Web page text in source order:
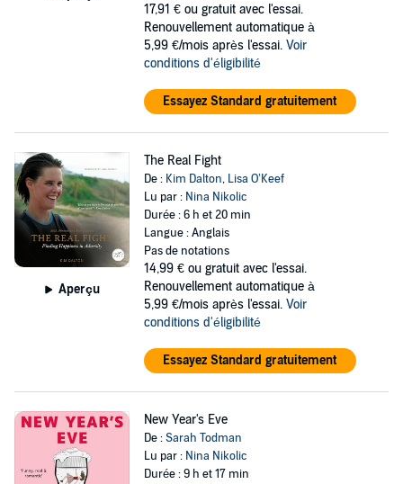
17,91 € ou gratuit avec l'essai.
Renouvellement automatique à
5,99 €/mois après l'essai. Voir
conditions d'éligibilité
Essayez Standard gratuitement
Aperçu
The Real Fight
De : Kim Dalton, Lisa O’Keef
Lu par : Nina Nikolic
Durée : 6 h et 20 min
Langue : Anglais
Pas de notations
14,99 € ou gratuit avec l'essai.
Renouvellement automatique à
5,99 €/mois après l'essai. Voir
conditions d'éligibilité
Essayez Standard gratuitement
New Year's Eve
De :Sarah Todman
Lu par : Nina Nikolic
Durée : 9 h et 17 min